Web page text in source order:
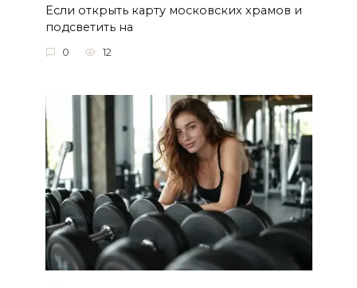
Если открыть карту московских храмов и
подсветить на
0 12